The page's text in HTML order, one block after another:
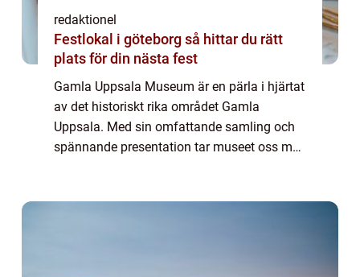
redaktionel
Festlokal i göteborg så hittar du rätt
plats för din nästa fest
Gamla Uppsala Museum är en pärla i hjärtat
av det historiskt rika området Gamla
Uppsala. Med sin omfattande samling och
spännande presentation tar museet oss med